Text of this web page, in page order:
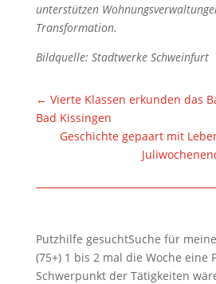
unterstützen
Transformation.
Bildquelle: Stadtwerke Schweinfurt
← Vierte Klassen erkunden das
Bad Kissingen
Geschichte gepaart mit
Putzhilfe gesuchtSuche für
(75+) 1 bis 2 mal die Woche eine
Schwerpunkt der Tätigkeiten